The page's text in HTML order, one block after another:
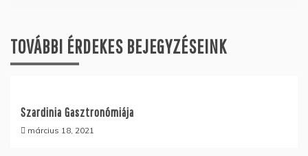
TOVÁBBI ÉRDEKES BEJEGYZÉSEINK
Szardinia Gasztronómiája
március 18, 2021